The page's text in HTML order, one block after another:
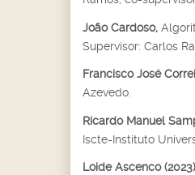
João Cardoso,
Supervisor: Carlos
Francisco José
Azevedo.
Ricardo Manuel
Iscte-Instituto
Loide Ascenco